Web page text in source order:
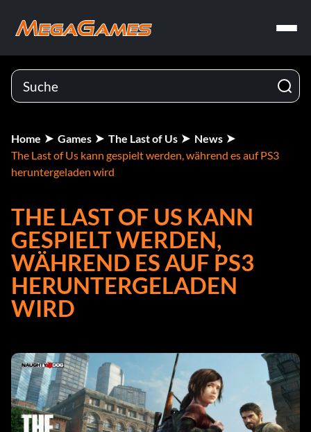
Home Games The Last of Us
News
The Last of Us kann gespielt werden, während es auf PS3
heruntergeladen wird
THE LAST OF US KANN
GESPIELT WERDEN,
WÄHREND ES AUF PS3
HERUNTERGELADEN
WIRD